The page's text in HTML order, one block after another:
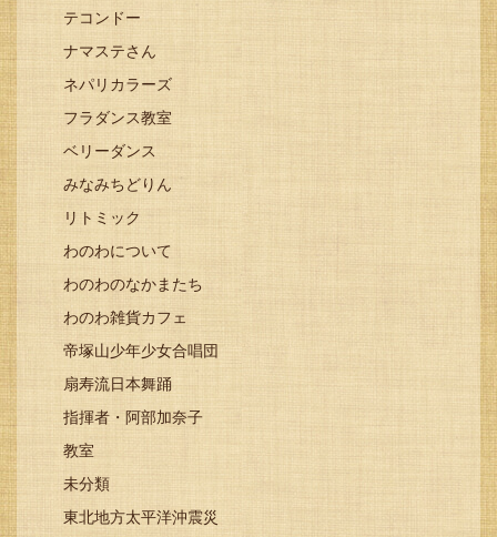
テコンドー
ナマステさん
ネパリカラーズ
フラダンス教室
ベリーダンス
みなみちどりん
リトミック
わのわについて
わのわのなかまたち
わのわ雑貨カフェ
帝塚山少年少女合唱団
扇寿流日本舞踊
指揮者・阿部加奈子
教室
未分類
東北地方太平洋沖震災